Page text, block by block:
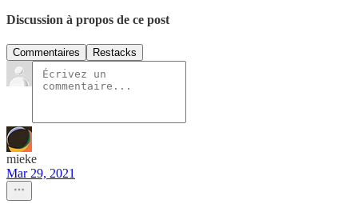
Discussion à propos de ce post
Commentaires Restacks
mieke
Mar 29, 2021